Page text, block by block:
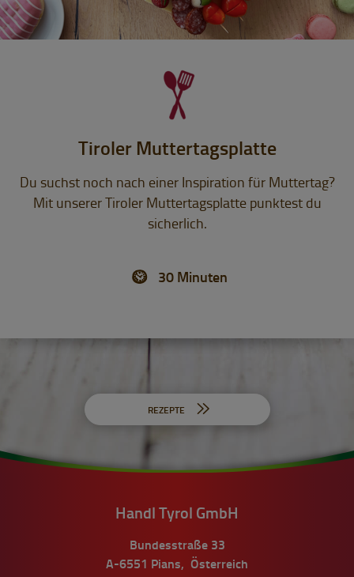
Tiroler Muttertagsplatte
Du suchst noch nach einer Inspiration für Muttertag?
Mit unserer Tiroler Muttertagsplatte punktest du
sicherlich.
30 Minuten
REZEPTE
Handl Tyrol GmbH
Bundesstraße 33
A-6551
Pians, Österreich